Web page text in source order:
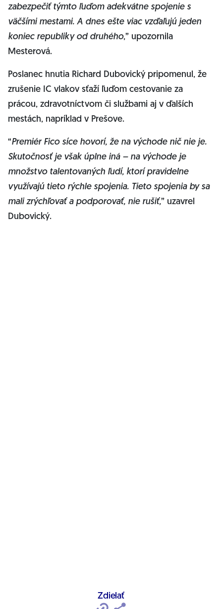
zabezpečiť týmto ľuďom adekvátne spojenie s
väčšími mestami. A dnes ešte viac vzďaľujú jeden
koniec republiky od druhého,” upozornila
Mesterová.
Poslanec hnutia Richard Dubovický pripomenul, že
zrušenie IC vlakov sťaží ľuďom cestovanie za
prácou, zdravotníctvom či službami aj v ďalších
mestách, napríklad v Prešove.
“Premiér Fico síce hovorí, že na východe nič nie je.
Skutočnosť je však úplne iná – na východe je
množstvo talentovaných ľudí, ktorí pravidelne
využívajú tieto rýchle spojenia. Tieto spojenia by sa
mali zrýchľovať a podporovať, nie rušiť,” uzavrel
Dubovický.
Zdielať